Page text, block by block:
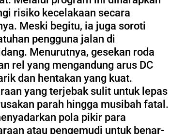
risiko kecelakaan secara
Meski begitu, ia juga soroti
pengguna jalan di
Menurutnya, gesekan roda
rel yang mengandung arus DC
dan hentakan yang kuat.
yang terjebak sulit untuk lepas
parah hingga musibah fatal.
pola pikir para
atau pengemudi untuk benar-